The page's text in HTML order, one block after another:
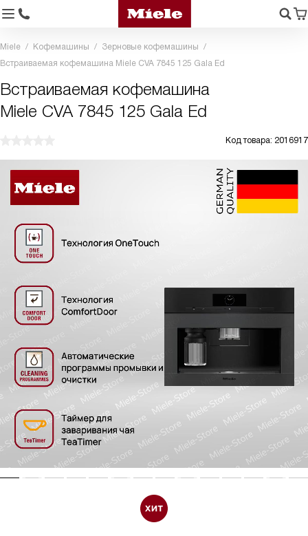
Miele Кофемашины
Зерновые кофемашины
Встраиваемая кофемашина Miele CVA 7845 125 Gala Ed
Встраиваемая кофемашина
Miele CVA 7845 125 Gala Ed
Код товара: 2016917